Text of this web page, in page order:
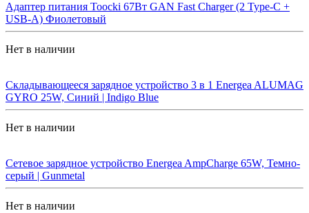
Адаптер питания Toocki 67Вт GAN Fast Charger (2 Type-C +
USB-A) Фиолетовый
Нет в наличии
Складывающееся зарядное устройство 3 в 1 Energea ALUMAG
GYRO 25W, Синий | Indigo Blue
Нет в наличии
Сетевое зарядное устройство Energea AmpCharge 65W, Темно-
серый | Gunmetal
Нет в наличии